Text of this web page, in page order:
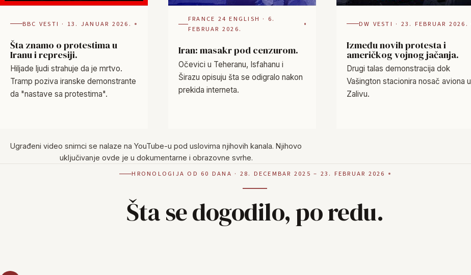
BBC VESTI · 13. JANUAR 2026.
Šta znamo o protestima u
Iranu i represiji.
Hiljade ljudi strahuje da je mrtvo.
Tramp poziva iranske demonstrante
da "nastave sa protestima".
FRANCE 24 ENGLISH · 6.
FEBRUAR 2026.
Iran: masakr pod cenzurom.
Očevici u Teheranu, Isfahanu i
Širazu opisuju šta se odigralo nakon
prekida interneta.
DW VESTI · 23. FEBRUAR 2026.
Između novih protesta i
američkog vojnog jačanja.
Drugi talas demonstracija dok
Vašington stacionira nosač aviona u
Zalivu.
Ugrađeni video snimci se nalaze na YouTube-u pod uslovima njihovih kanala. Njihovo
uključivanje ovde je u dokumentarne i obrazovne svrhe.
HRONOLOGIJA OD 60 DANA · 28. DECEMBAR 2025 – 23. FEBRUAR 2026
Šta se dogodilo, po redu.